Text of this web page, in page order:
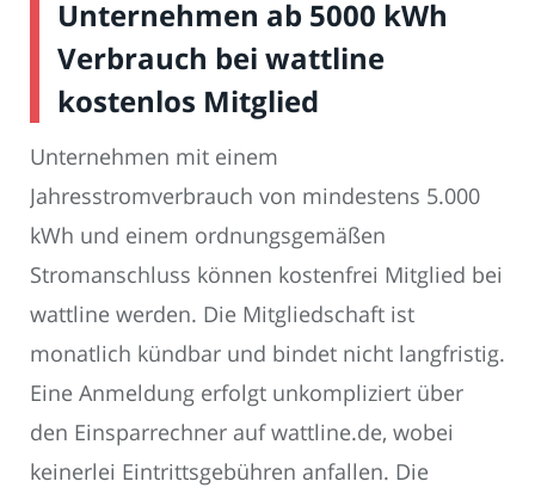
Unternehmen ab 5000 kWh
Verbrauch bei wattline
kostenlos Mitglied
Unternehmen mit einem
Jahresstromverbrauch von mindestens 5.000
kWh und einem ordnungsgemäßen
Stromanschluss können kostenfrei Mitglied bei
wattline werden. Die Mitgliedschaft ist
monatlich kündbar und bindet nicht langfristig.
Eine Anmeldung erfolgt unkompliziert über
den Einsparrechner auf wattline.de, wobei
keinerlei Eintrittsgebühren anfallen. Die